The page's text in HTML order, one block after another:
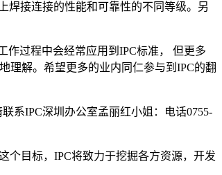
焊接连接的性能和可靠性的不同等级。另
作过程中会经常应用到IPC标准， 但更多
理解。希望更多的业内同仁参与到IPC的翻
系IPC深圳办公室孟丽红小姐：电话0755-
个目标，IPC将致力于挖掘各方资源，开发